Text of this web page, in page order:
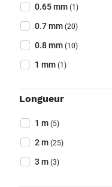
0.65 mm (1)
0.7 mm (20)
0.8 mm (10)
1 mm (1)
Longueur
Longueur
1 m (5)
2 m (25)
3 m (3)